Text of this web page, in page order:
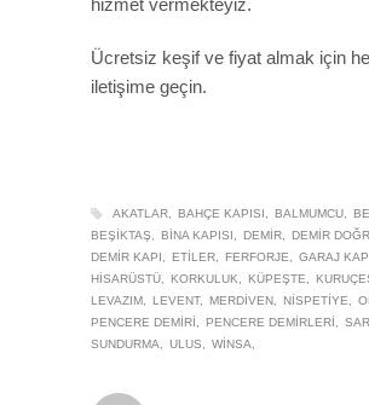
hizmet vermekteyiz.
Ücretsiz keşif ve fiyat almak için
iletişime geçin.
AKATLAR BAHÇE KAPISI BALMUMCU
BEŞIKTAŞ
BINA KAPISI DEMIR
DEMIR
DEMIR KAPI
ETILER FERFORJE
GARAJ
HISARÜSTÜ
KORKULUK KÜPEŞTE
LEVAZIM
LEVENT MERDIVEN NISPETIYE
PENCERE DEMIRI
PENCERE DEMIRLERI
SUNDURMA
ULUS WINSA